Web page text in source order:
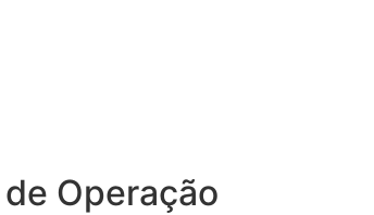
Operação